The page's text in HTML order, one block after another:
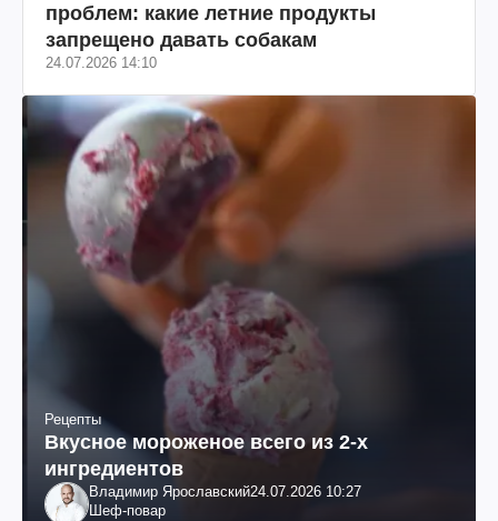
проблем: какие летние продукты
запрещено давать собакам
24.07.2026 14:10
Рецепты
Вкусное мороженое всего из 2-х
ингредиентов
Владимир Ярославский24.07.2026 10:27
Шеф-повар